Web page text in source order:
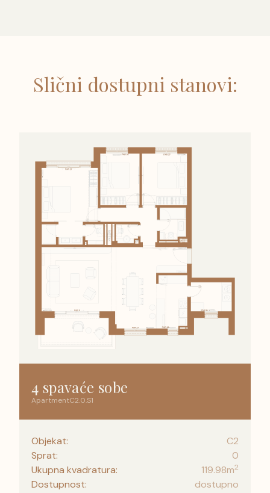
Slični dostupni stanovi:
4 spavaće sobe
ApartmentC2.0.S1
Objekat:
C2
Sprat:
0
Ukupna kvadratura:
119.98m2
Dostupnost: dostupno